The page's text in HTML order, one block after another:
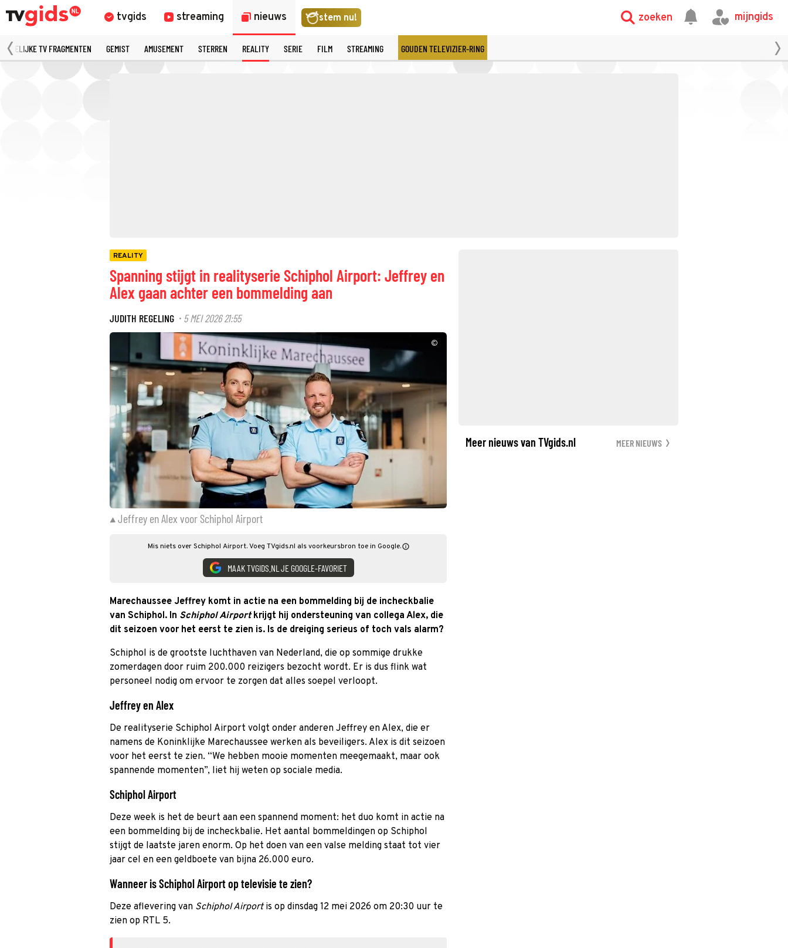
tvgids streaming nieuws stem nu! zoeken mijngids
TV FRAGMENTEN GEMIST AMUSEMENT STERREN REALITY SERIE FILM STREAMING GOUDEN TELEVIZIER-RING
REALITY
Spanning stijgt in realityserie Schiphol Airport: Jeffrey en
Alex gaan achter een bommelding aan
JUDITH REGELING · 5 MEI 2026 21:55
©
Jeffrey en Alex voor Schiphol Airport
Mis niets over Schiphol Airport. Voeg TVgids.nl als voorkeursbron toe in Google.
MAAK TVGIDS.NL JE GOOGLE-FAVORIET
Marechaussee Jeffrey komt in actie na een bommelding bij de incheckbalie
van Schiphol. In Schiphol Airportkrijgt hij ondersteuning van collega Alex, die
dit seizoen voor het eerst te zien is. Is de dreiging serieus of toch vals alarm?
Schiphol is de grootste luchthaven van Nederland, die op sommige drukke
zomerdagen door ruim 200.000 reizigers bezocht wordt. Er is dus flink wat
personeel nodig om ervoor te zorgen dat alles soepel verloopt.
Jeffrey en Alex
De realityserie Schiphol Airport volgt onder anderen Jeffrey en Alex, die er
namens de Koninklijke Marechaussee werken als beveiligers. Alex is dit seizoen
voor het eerst te zien. “We hebben mooie momenten meegemaakt, maar ook
spannende momenten”, liet hij weten op sociale media.
Schiphol Airport
Deze week is het de beurt aan een spannend moment: het duo komt in actie na
een bommelding bij de incheckbalie. Het aantal bommeldingen op Schiphol
stijgt de laatste jaren enorm. Op het doen van een valse melding staat tot vier
jaar cel en een geldboete van bijna 26.000 euro.
Wanneer is Schiphol Airport op televisie te zien?
Deze aflevering van Schiphol Airportis op dinsdag 12 mei 2026 om 20:30 uur te
zien op RTL 5.
Meer nieuws van TVgids.nl MEER NIEUWS